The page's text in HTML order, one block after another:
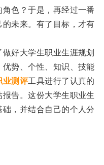
色？于是，再经过一番
未来。有了目标，才有
好大学生职业生涯规划
势、个性、知识、技能
业测评工具进行了认真的
告。这份大学生职业生
，并结合自己的个人分